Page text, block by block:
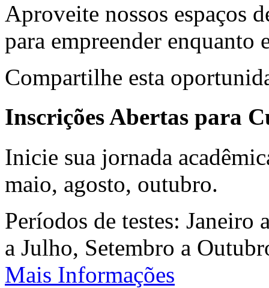
Aproveite nossos espaços
para empreender enquanto
Compartilhe esta
Inscrições Abertas para
Inicie sua jornada
maio, agosto, outubro.
Períodos de testes:
a Julho, Setembro a
Mais Informações